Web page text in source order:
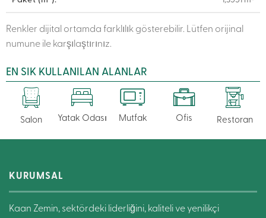
Renkler dijital ortamda farklılık gösterebilir. Lütfen orijinal
numune ile karşılaştırınız.
EN SIK KULLANILAN ALANLAR
Salon Yatak Odası Mutfak Ofis Restoran
KURUMSAL
Kaan Zemin, sektördeki liderliğini, kaliteli ve yenilikçi